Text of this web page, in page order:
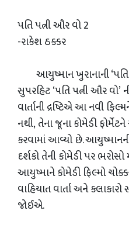
પતિ પત્ની ઔર વો 2
-રાકેશ ઠક્કર
આયુષ્માન ખુરાનાની ‘પતિ
સુપરહિટ ‘પતિ પત્ની ઔર
વાર્તાની દ્રષ્ટિએ આ નવી
નથી, તેના જૂના કોમેડી
કરવામાં આવ્યો છે.
દર્શકો તેની કોમેડી પર
આયુષ્માને કોમેડી ફિલ્મો
વાહિયાત વાર્તા અને
જોઈએ.